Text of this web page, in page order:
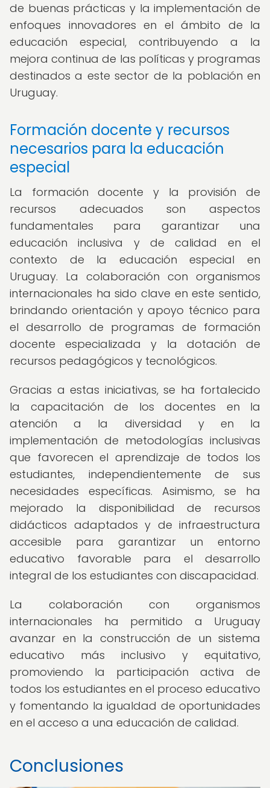
de buenas prácticas y la implementación de
enfoques innovadores en el ámbito de la
educación especial, contribuyendo a la
mejora continua de las políticas y programas
destinados a este sector de la población en
Uruguay.
Formación docente y recursos
necesarios para la educación
especial
La formación docente y la provisión de
recursos adecuados son aspectos
fundamentales para garantizar una
educación inclusiva y de calidad en el
contexto de la educación especial en
Uruguay. La colaboración con organismos
internacionales ha sido clave en este sentido,
brindando orientación y apoyo técnico para
el desarrollo de programas de formación
docente especializada y la dotación de
recursos pedagógicos y tecnológicos.
Gracias a estas iniciativas, se ha fortalecido
la capacitación de los docentes en la
atención a la diversidad y en la
implementación de metodologías inclusivas
que favorecen el aprendizaje de todos los
estudiantes, independientemente de sus
necesidades específicas. Asimismo, se ha
mejorado la disponibilidad de recursos
didácticos adaptados y de infraestructura
accesible para garantizar un entorno
educativo favorable para el desarrollo
integral de los estudiantes con discapacidad.
La colaboración con organismos
internacionales ha permitido a Uruguay
avanzar en la construcción de un sistema
educativo más inclusivo y equitativo,
promoviendo la participación activa de
todos los estudiantes en el proceso educativo
y fomentando la igualdad de oportunidades
en el acceso a una educación de calidad.
Conclusiones